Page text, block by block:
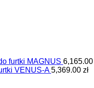
furtki MAGNUS
VENUS-A 5,369.00 zł